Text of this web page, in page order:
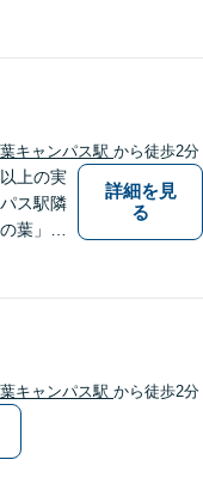
キャンパス駅 から徒歩2分
上の実
ス駅隣
葉」
詳細を見
る
キャンパス駅 から徒歩2分